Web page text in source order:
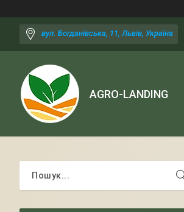
вул. Богданівська, 11, Львів, Україна
AGRO-LANDING